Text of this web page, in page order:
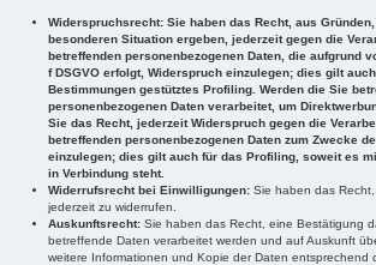
Widerspruchsrecht: Sie haben das Recht, aus
besonderen Situation ergeben, jederzeit gegen die
betreffenden personenbezogenen Daten, die aufgrund
f DSGVO erfolgt, Widerspruch einzulegen; dies gilt
Bestimmungen gestütztes Profiling. Werden die Sie
personenbezogenen Daten verarbeitet, um
Sie das Recht, jederzeit Widerspruch gegen die
betreffenden personenbezogenen Daten zum Zwecke
einzulegen; dies gilt auch für das Profiling, soweit es
in Verbindung steht.
Widerrufsrecht bei Einwilligungen: Sie haben das
jederzeit zu widerrufen.
Auskunftsrecht: Sie haben das Recht, eine Bestätigung
betreffende Daten verarbeitet werden und auf Auskunft
weitere Informationen und Kopie der Daten entsprechend